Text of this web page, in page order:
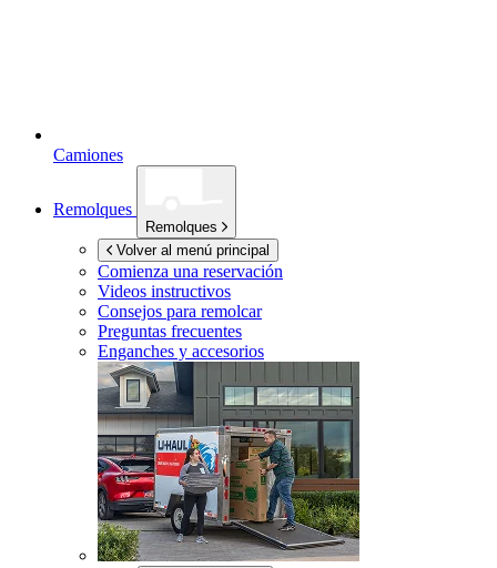
Camiones
Remolques
Remolques
Volver al menú principal
Comienza una reservación
Videos instructivos
Consejos para remolcar
Preguntas frecuentes
Enganches y accesorios